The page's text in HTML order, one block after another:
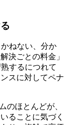
ねない、分か
決ごとの料金」
するにつれて
スに対してペナ
のほとんどが、
ることに気づく